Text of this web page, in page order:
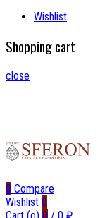
Wishlist
Shopping cart
close
0 Compare
Wishlist 0